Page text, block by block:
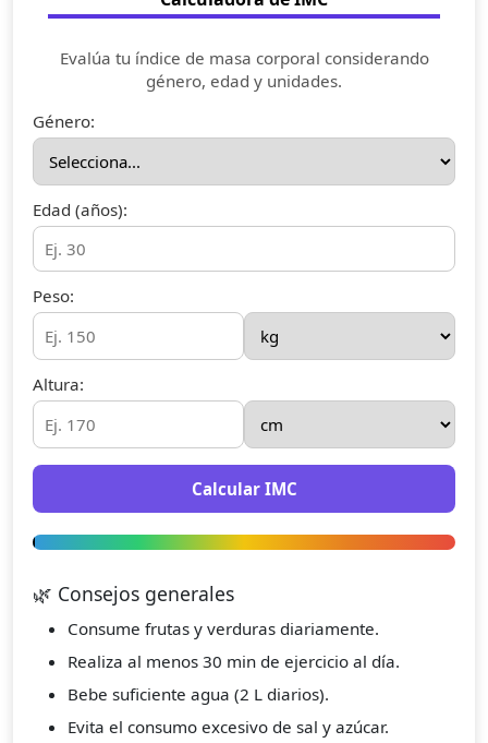
Evalúa tu índice de masa corporal considerando
género, edad y unidades.
Género:
Edad (años):
Peso:
Altura:
Calcular IMC
🌿 Consejos generales
Consume frutas y verduras diariamente.
Realiza al menos 30 min de ejercicio al día.
Bebe suficiente agua (2 L diarios).
Evita el consumo excesivo de sal y azúcar.